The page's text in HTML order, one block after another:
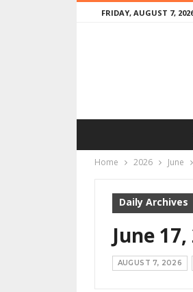
FRIDAY, AUGUST 7,
Home 2026 June
Daily Archives
June
AUGUST 7, 2026